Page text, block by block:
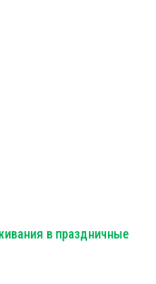
в праздничные